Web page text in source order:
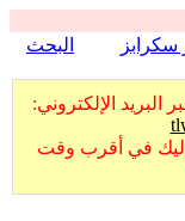
البحث
الإلكتروني:
في أقرب وقت